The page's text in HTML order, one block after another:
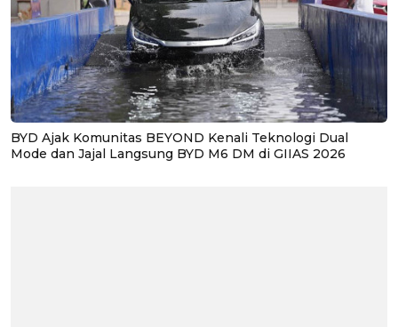
BYD Ajak Komunitas BEYOND Kenali Teknologi Dual
Mode dan Jajal Langsung BYD M6 DM di GIIAS 2026